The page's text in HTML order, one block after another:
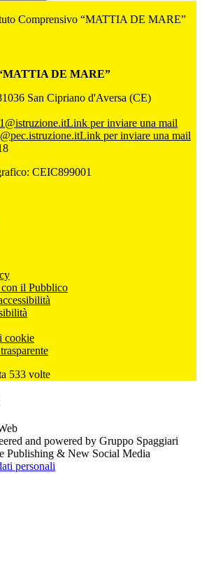
Comprensivo “MATTIA DE MARE”
DE MARE”
San Cipriano d'Aversa (CE)
Link per inviare una mail
Link per inviare una mail
CEIC899001
il Pubblico
cookie
533 volte
and powered by Gruppo Spaggiari
Publishing & New Social Media
personali